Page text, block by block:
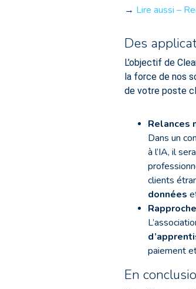
→ Lire aussi –
Des
L’objectif de
la force de nos
de votre poste
Relances
Dans un
à l’IA, il
clients
données
paiement
En